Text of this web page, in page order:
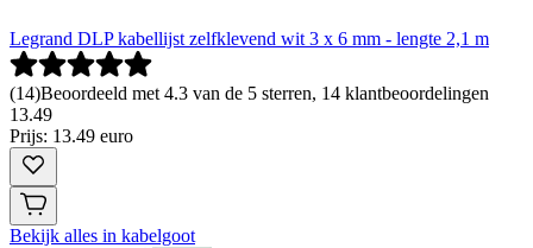
Legrand DLP kabellijst zelfklevend wit 3 x 6 mm - lengte 2,1 m
(14)Beoordeeld met 4.3 van de 5 sterren, 14 klantbeoordelingen
13.49
Prijs: 13.49 euro
Bekijk alles in kabelgoot